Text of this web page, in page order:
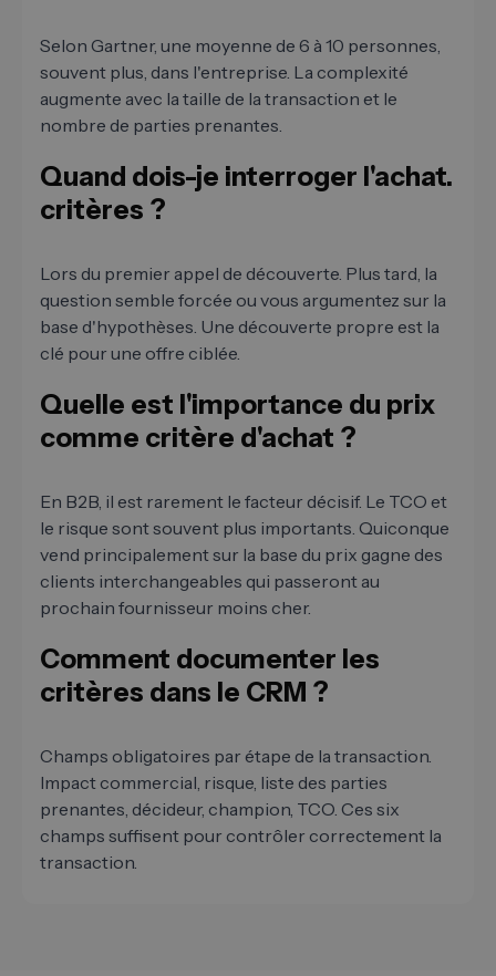
Selon Gartner, une moyenne de 6 à 10 personnes,
souvent plus, dans l'entreprise. La complexité
augmente avec la taille de la transaction et le
nombre de parties prenantes.
Quand dois-je interroger l'achat.
critères ?
Lors du premier appel de découverte. Plus tard, la
question semble forcée ou vous argumentez sur la
base d'hypothèses. Une découverte propre est la
clé pour une offre ciblée.
Quelle est l'importance du prix
comme critère d'achat ?
En B2B, il est rarement le facteur décisif. Le TCO et
le risque sont souvent plus importants. Quiconque
vend principalement sur la base du prix gagne des
clients interchangeables qui passeront au
prochain fournisseur moins cher.
Comment documenter les
critères dans le CRM ?
Champs obligatoires par étape de la transaction.
Impact commercial, risque, liste des parties
prenantes, décideur, champion, TCO. Ces six
champs suffisent pour contrôler correctement la
transaction.